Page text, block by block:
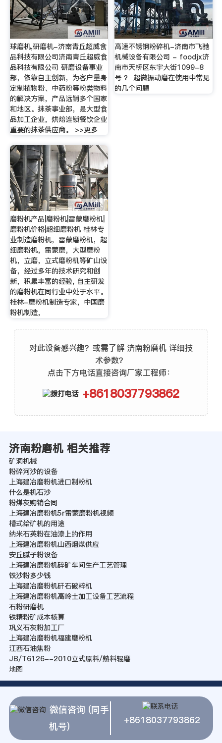
球磨机,研磨机-济南青丘超威食
品科技有限公司济南青丘超威食
品科技有限公司 研磨设备事业
部，依靠自主创新，为客户量身
定制植物粉、中药粉等粉类物料
的解决方案，产品远销多个国家
和地区。抹茶事业部，是大型食
品加工企业，烘焙连锁餐饮企业
重要的抹茶供应商。 >>更多
高速不锈钢粉碎机-济南市飞驰
机械设备有限公司 - foodjx济
南市天桥区东宇大街1099-8
号 ？ 超微振动磨在使用中常见
的几个问题
磨粉机产品|磨粉机|雷蒙磨粉机|
磨粉机价格|超细磨粉机 桂林专
业制造磨粉机，雷蒙磨粉机，超
细磨粉机，雷蒙磨，大型磨粉
机，立磨，立式磨粉机等矿山设
备，经过多年的技术研究和创
新，积累丰富的经验, 自主研发
的磨粉机在同行业中处于水平。
桂林-磨粉机制造专家，中国磨
粉机制造，
对此设备感兴趣？或需了解 济南粉磨机 详细技
术参数？
点击下方电话直接咨询厂家工程师：
+8618037793862
济南粉磨机 相关推荐
矿洞机械
粉碎河沙的设备
上海建冶磨粉机进口制粉机
什么是机石沙
粉煤灰购销合同
上海建冶磨粉机5r雷蒙磨粉机视频
槽式给矿机的用途
纳米石英粉在油漆上的作用
上海建冶磨粉机山西烟煤供应
安丘腻子粉设备
上海建冶磨粉机碎矿车间生产工艺管理
铁沙粉多少钱
上海建冶磨粉机矸石破粹机
上海建冶磨粉机高岭土加工设备工艺流程
石粉研磨机
铁精粉矿成本核算
巩义石灰粉加工厂
上海建冶磨粉机福建磨粉机
江西石油焦粉
JB/T6126--2010立式原料/熟料辊磨
地图
微信咨询 (同手
机号)
+8618037793862